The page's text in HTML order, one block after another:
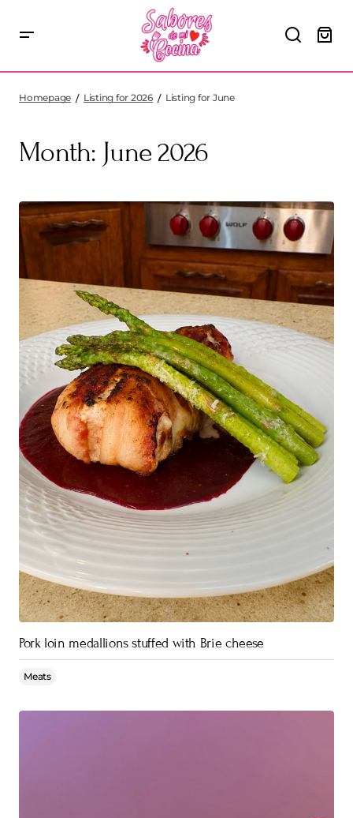
Homepage Listing for 2026 Listing for June
Month: June 2026
Pork loin medallions stuffed with Brie cheese
Meats